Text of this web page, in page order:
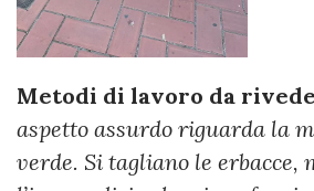
Metodi di lavoro da
aspetto assurdo riguarda la
verde. Si tagliano le erbacce,